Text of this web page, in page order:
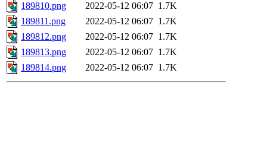
189810.png
2022-05-12 06:07 1.7K
189811.png
2022-05-12 06:07 1.7K
189812.png
2022-05-12 06:07 1.7K
189813.png
2022-05-12 06:07 1.7K
189814.png
2022-05-12 06:07 1.7K